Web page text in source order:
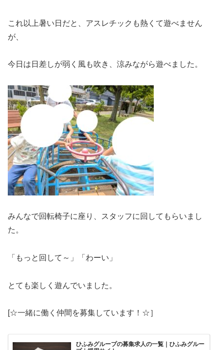
これ以上暑い日だと、アスレチックも熱くて遊べません
が、
今日は日差しが弱く風も吹き、涼みながら遊べました。
みんなで回転椅子に座り、スタッフに回してもらいまし
た。
「もっと回して～」「わーい」
とても楽しく遊んでいました。
[☆一緒に働く仲間を募集しています！☆］
ひふみグループの募集求人の一覧｜ひふみグルー